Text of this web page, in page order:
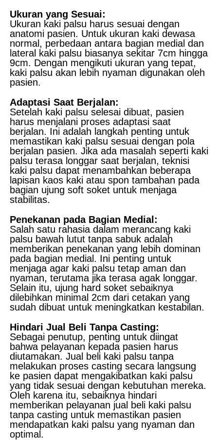
Ukuran yang Sesuai:
Ukuran kaki palsu harus sesuai dengan
anatomi pasien. Untuk ukuran kaki dewasa
normal, perbedaan antara bagian medial dan
lateral kaki palsu biasanya sekitar 7cm hingga
9cm. Dengan mengikuti ukuran yang tepat,
kaki palsu akan lebih nyaman digunakan oleh
pasien.
Adaptasi Saat Berjalan:
Setelah kaki palsu selesai dibuat, pasien
harus menjalani proses adaptasi saat
berjalan. Ini adalah langkah penting untuk
memastikan kaki palsu sesuai dengan pola
berjalan pasien. Jika ada masalah seperti kaki
palsu terasa longgar saat berjalan, teknisi
kaki palsu dapat menambahkan beberapa
lapisan kaos kaki atau spon tambahan pada
bagian ujung soft soket untuk menjaga
stabilitas.
Penekanan pada Bagian Medial:
Salah satu rahasia dalam merancang kaki
palsu bawah lutut tanpa sabuk adalah
memberikan penekanan yang lebih dominan
pada bagian medial. Ini penting untuk
menjaga agar kaki palsu tetap aman dan
nyaman, terutama jika terasa agak longgar.
Selain itu, ujung hard soket sebaiknya
dilebihkan minimal 2cm dari cetakan yang
sudah dibuat untuk meningkatkan kestabilan.
Hindari Jual Beli Tanpa Casting:
Sebagai penutup, penting untuk diingat
bahwa pelayanan kepada pasien harus
diutamakan. Jual beli kaki palsu tanpa
melakukan proses casting secara langsung
ke pasien dapat mengakibatkan kaki palsu
yang tidak sesuai dengan kebutuhan mereka.
Oleh karena itu, sebaiknya hindari
memberikan pelayanan jual beli kaki palsu
tanpa casting untuk memastikan pasien
mendapatkan kaki palsu yang nyaman dan
optimal.